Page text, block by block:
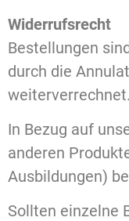
Widerrufsrecht
Bestellungen
durch die
weiterverrechnet.
In Bezug auf
anderen
Ausbildungen)
Sollten einzelne